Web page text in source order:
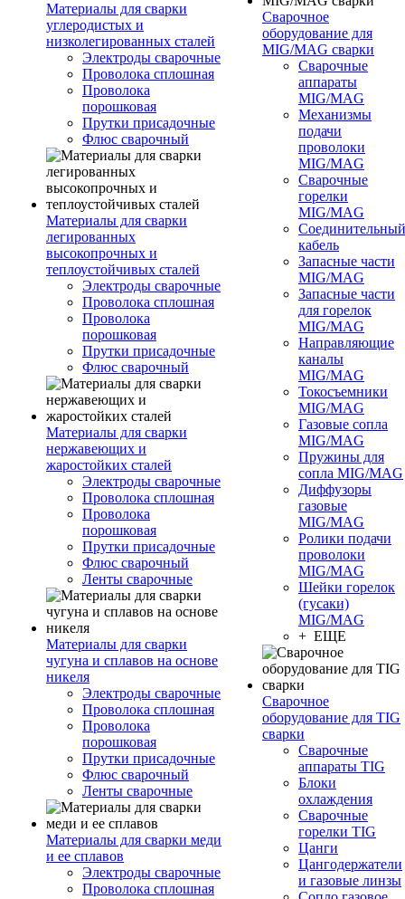
Материалы для сварки
углеродистых и
низколегированных сталей
Электроды сварочные
Проволока сплошная
Проволока
порошковая
Прутки присадочные
Флюс сварочный
Материалы для сварки
легированных
высокопрочных и
теплоустойчивых сталей
Электроды сварочные
Проволока сплошная
Проволока
порошковая
Прутки присадочные
Флюс сварочный
Материалы для сварки
нержавеющих и
жаростойких сталей
Электроды сварочные
Проволока сплошная
Проволока
порошковая
Прутки присадочные
Флюс сварочный
Ленты сварочные
Материалы для сварки
чугуна и сплавов на основе
никеля
Электроды сварочные
Проволока сплошная
Проволока
порошковая
Прутки присадочные
Флюс сварочный
Ленты сварочные
Материалы для сварки меди
и ее сплавов
Электроды сварочные
Проволока сплошная
Сварочное
оборудование для
MIG/MAG сварки
Сварочные
аппараты
MIG/MAG
Механизмы
подачи
проволоки
MIG/MAG
Сварочные
горелки
MIG/MAG
Соединительный
кабель
Запасные части
MIG/MAG
Запасные части
для горелок
MIG/MAG
Направляющие
каналы
MIG/MAG
Токосъемники
MIG/MAG
Газовые сопла
MIG/MAG
Пружины для
сопла MIG/MAG
Диффузоры
газовые
MIG/MAG
Ролики подачи
проволоки
MIG/MAG
Шейки горелок
(гусаки)
MIG/MAG
+ ЕЩЕ
Сварочное
оборудование для TIG
сварки
Сварочные
аппараты TIG
Блоки
охлаждения
Сварочные
горелки TIG
Цанги
Цангодержатели
и газовые линзы